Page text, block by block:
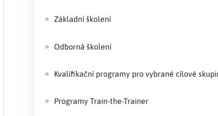
Základní školení
Odborná školení
Kvalifikační programy pro vybrané cílové
Programy Train-the-Trainer